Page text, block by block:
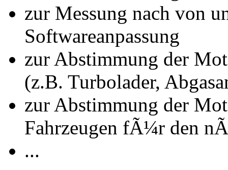
zur Messung nach von
Softwareanpassung
zur Abstimmung der
(z.B. Turbolader,
zur Abstimmung der
Fahrzeugen fÃ¼r den
...